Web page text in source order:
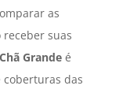
as
suas
Chã Grandeé
das